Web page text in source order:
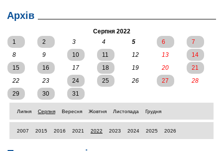
Архів
Серпня 2022
1
2 3 4 5 6
7
8
9 10 11 12 13
14
15
16 17 18 19 20
21
22
23 24 25 26 27
28
29
30 31
Липня Серпня Вересня Жовтня Листопада Грудня
2007 2015 2016 2021 2022 2023 2024 2025 2026